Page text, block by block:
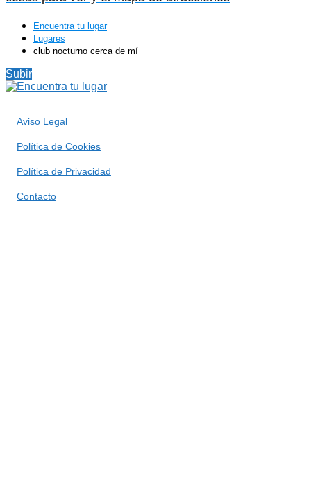
Encuentra tu lugar
Lugares
club nocturno cerca de mí
Subir
Aviso Legal
Política de Cookies
Política de Privacidad
Contacto